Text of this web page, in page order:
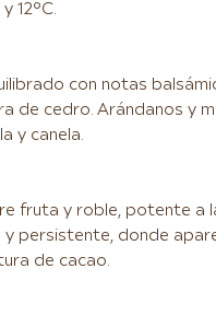
12°C.
con notas
de cedro. Arándanos y
y canela.
fruta y roble, potente a
persistente, donde
de cacao.